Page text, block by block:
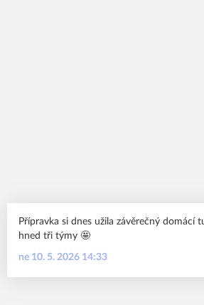
Přípravka si dnes užila závěrečný domácí
hned tři týmy 🤩
ne 10. 5. 2026 14:33